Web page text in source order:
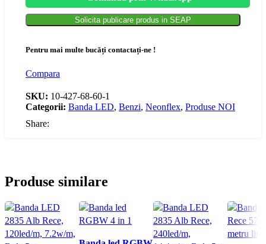
Solicita publicare produs in SEAP
Pentru mai multe bucăți contactați-ne !
Compara
SKU: 10-427-68-60-1
Categorii: Banda LED, Benzi, Neonflex, Produse NOI
Share:
Produse similare